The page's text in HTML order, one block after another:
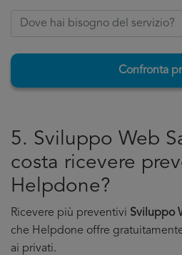
Confronta
5. Sviluppo Web
costa ricevere
Helpdone?
Ricevere più preventivi Sviluppo
che Helpdone offre
ai privati.